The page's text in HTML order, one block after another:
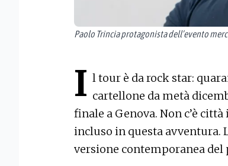
Paolo Trincia protagonista dell’evento
I l tour è da rock star:
cartellone da metà
finale a Genova. Non c’è
incluso in questa avventura.
versione contemporanea del